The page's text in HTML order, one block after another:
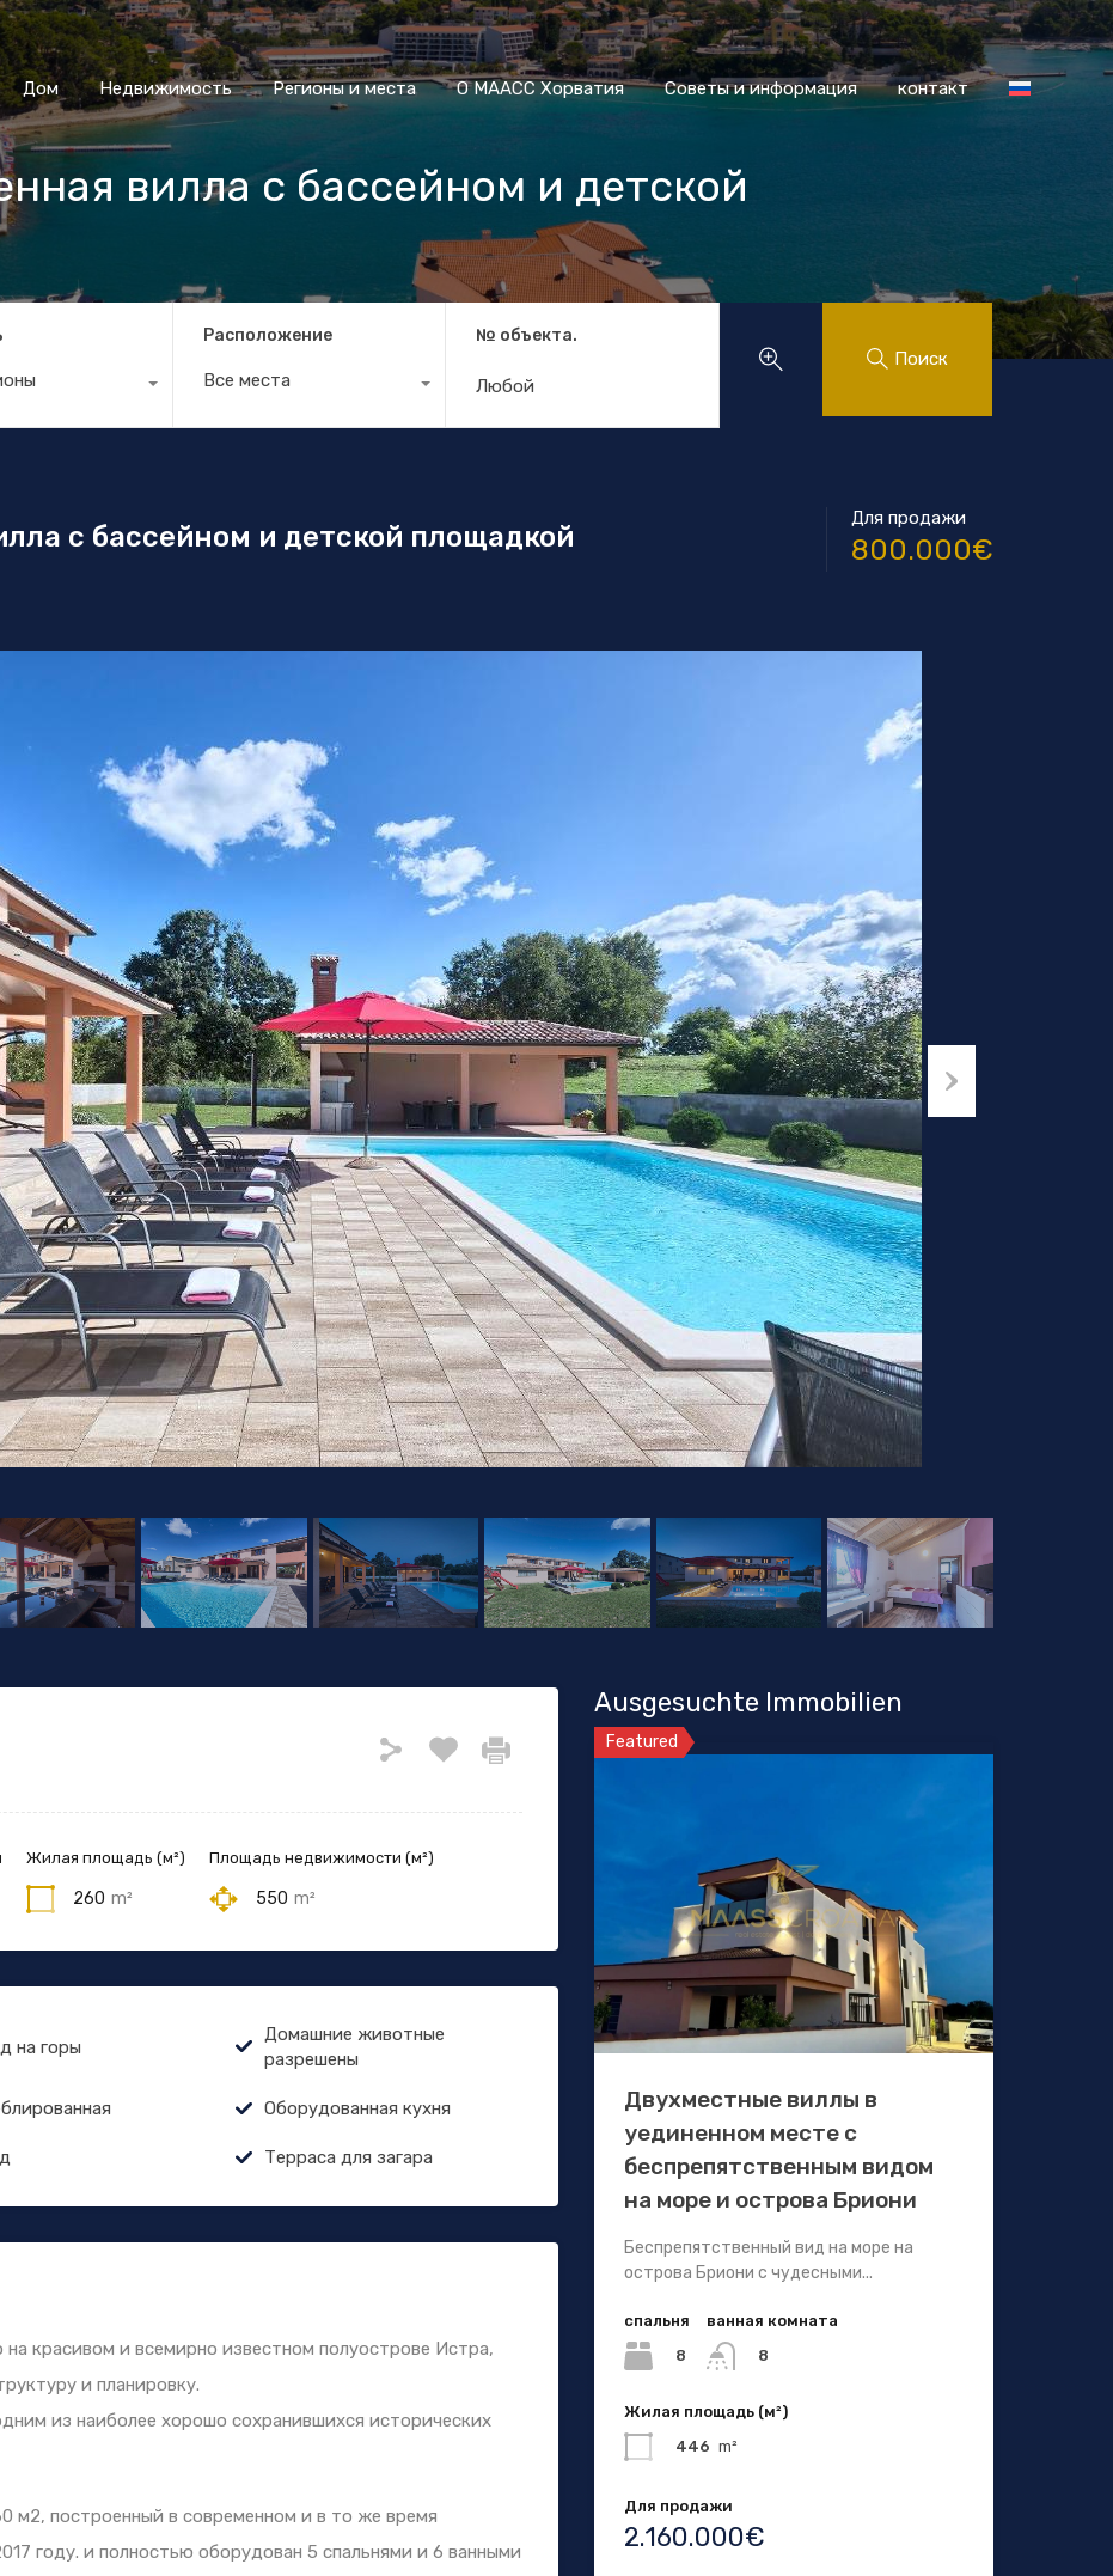
Дом Недвижимость Регионы и места О МААСС Хорватия Советы и информация контакт
Дом Недвижимость Регионы и места О МААСС Хорватия Советы и информация контакт
вилла с бассейном и детской
Расположение
Все места
№ объекта.
Поиск
с бассейном и детской площадкой
Для продажи
800.000€
Жилая площадь (м²)
260 m²
Площадь недвижимости (м²)
550 m²
на горы
Домашние животные
разрешены
Оборудованная кухня
Терраса для загара
красивом и всемирно известном полуострове Истра,
и планировку.
из наиболее хорошо сохранившихся исторических
построенный в современном и в то же время
году. и полностью оборудован 5 спальнями и 6 ванными
Ausgesuchte Immobilien
Featured
Двухместные виллы в
уединенном месте с
беспрепятственным видом
на море и острова Бриони
Беспрепятственный вид на море на
острова Бриони с чудесными...
спальня
8
ванная комната
8
Жилая площадь (м²)
446 m²
Для продажи
2.160.000€